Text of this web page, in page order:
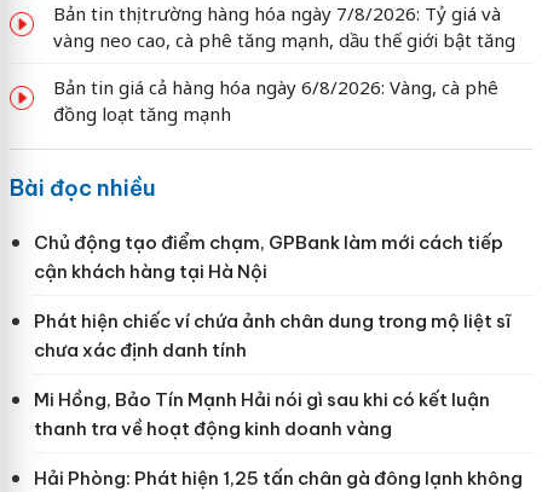
Bản tin thị trường hàng hóa ngày 7/8/2026: Tỷ giá và
vàng neo cao, cà phê tăng mạnh, dầu thế giới bật tăng
Bản tin giá cả hàng hóa ngày 6/8/2026: Vàng, cà phê
đồng loạt tăng mạnh
Bài đọc nhiều
Chủ động tạo điểm chạm, GPBank làm mới cách tiếp
cận khách hàng tại Hà Nội
Phát hiện chiếc ví chứa ảnh chân dung trong mộ liệt sĩ
chưa xác định danh tính
Mi Hồng, Bảo Tín Mạnh Hải nói gì sau khi có kết luận
thanh tra về hoạt động kinh doanh vàng
Hải Phòng: Phát hiện 1,25 tấn chân gà đông lạnh không